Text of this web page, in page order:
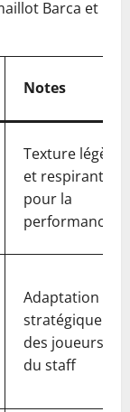
Barca et
Notes
Texture légère
et respirante
pour la
performance
Adaptation
stratégique
des joueurs et
du staff